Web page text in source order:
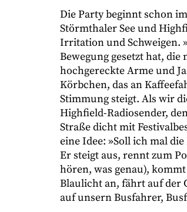
Die Party beginnt schon
Störmthaler See und
Irritation und Schweigen.
Bewegung gesetzt hat,
hochgereckte Arme und
Körbchen, das an
Stimmung steigt. Als wir
Highfield-Radiosender,
Straße dicht mit
eine Idee: »Soll ich mal
Er steigt aus, rennt zum
hören, was genau),
Blaulicht an, fährt auf der
auf unsern Busfahrer,